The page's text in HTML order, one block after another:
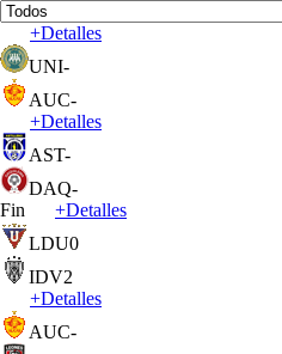
+Detalles
UNI-
AUC-
+Detalles
AST-
DAQ-
Fin
+Detalles
LDU0
IDV2
+Detalles
AUC-